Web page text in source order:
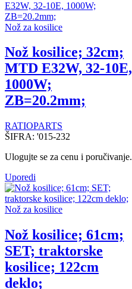
Nož za kosilice
Nož kosilice; 32cm;
MTD E32W, 32-10E,
1000W;
ZB=20.2mm;
RATIOPARTS
ŠIFRA: '015-232
Ulogujte se za cenu i poručivanje.
Uporedi
Nož za kosilice
Nož kosilice; 61cm;
SET; traktorske
kosilice; 122cm
deklo;